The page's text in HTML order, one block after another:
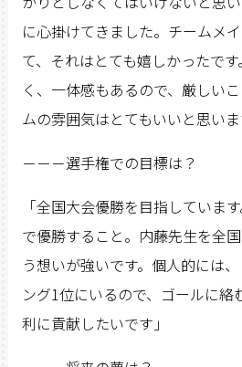
に心掛けてきました。チームメ
て、それはとても嬉しかったで
く、一体感もあるので、厳しい
ムの雰囲気はとてもいいと思いま
－－－選手権での目標は？
「全国大会優勝を目指していま
で優勝すること。内藤先生を全
う想いが強いです。個人的には
ング1位にいるので、ゴールに絡
利に貢献したいです」